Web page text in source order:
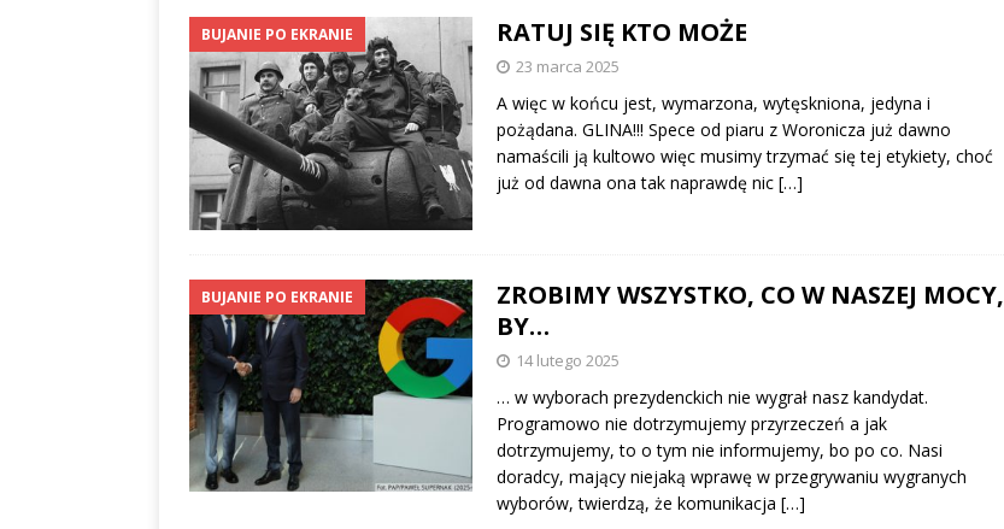
BUJANIE PO EKRANIE RATUJ SIĘ KTO MOŻE
23 marca 2025
A więc w końcu jest, wymarzona, wytęskniona, jedyna i
pożądana. GLINA!!! Spece od piaru z Woronicza już dawno
namaścili ją kultowo więc musimy trzymać się tej etykiety, choć
już od dawna ona tak naprawdę nic […]
BUJANIE PO EKRANIE
ZROBIMY WSZYSTKO, CO W NASZEJ MOCY,
BY…
14 lutego 2025
… w wyborach prezydenckich nie wygrał nasz kandydat.
Programowo nie dotrzymujemy przyrzeczeń a jak
dotrzymujemy, to o tym nie informujemy, bo po co. Nasi
doradcy, mający niejaką wprawę w przegrywaniu wygranych
wyborów, twierdzą, że komunikacja […]